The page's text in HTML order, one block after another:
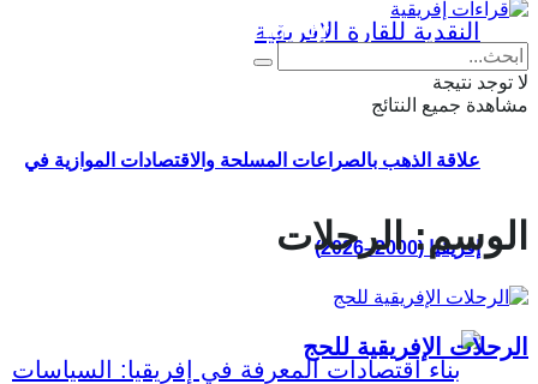
علاقة الذهب بالصراعات المسلحة والاقتصادات الموازية في
إفريقيا (2000–2026)
Eng Fr
لا توجد نتيجة
مشاهدة جميع النتائج
الوسم:الرحلات
الرحلات الإفريقية للحج